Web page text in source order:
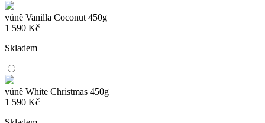
vůně Vanilla Coconut 450g
1 590 Kč
Skladem
vůně White Christmas 450g
1 590 Kč